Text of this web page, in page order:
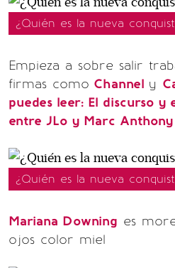
¿Quién es la nueva
Empieza a sobre salir
firmas como Channel y
puedes leer: El discurso y
entre JLo y Marc Anthony
¿Quién es la nueva
Mariana Downing es
ojos color miel